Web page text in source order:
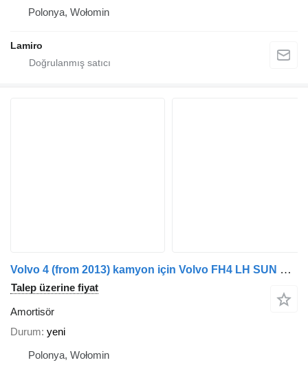
Polonya, Wołomin
Lamiro
Volvo 4 (from 2013) kamyon için Volvo FH4 LH SUN VISOR CAP amortisör
Talep üzerine fiyat
Amortisör
Durum yeni
Polonya, Wołomin